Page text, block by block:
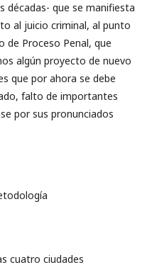
décadas- que se manifiesta
al juicio criminal, al punto
de Proceso Penal, que
algún proyecto de nuevo
que por ahora se debe
falto de importantes
por sus pronunciados
cuatro ciudades